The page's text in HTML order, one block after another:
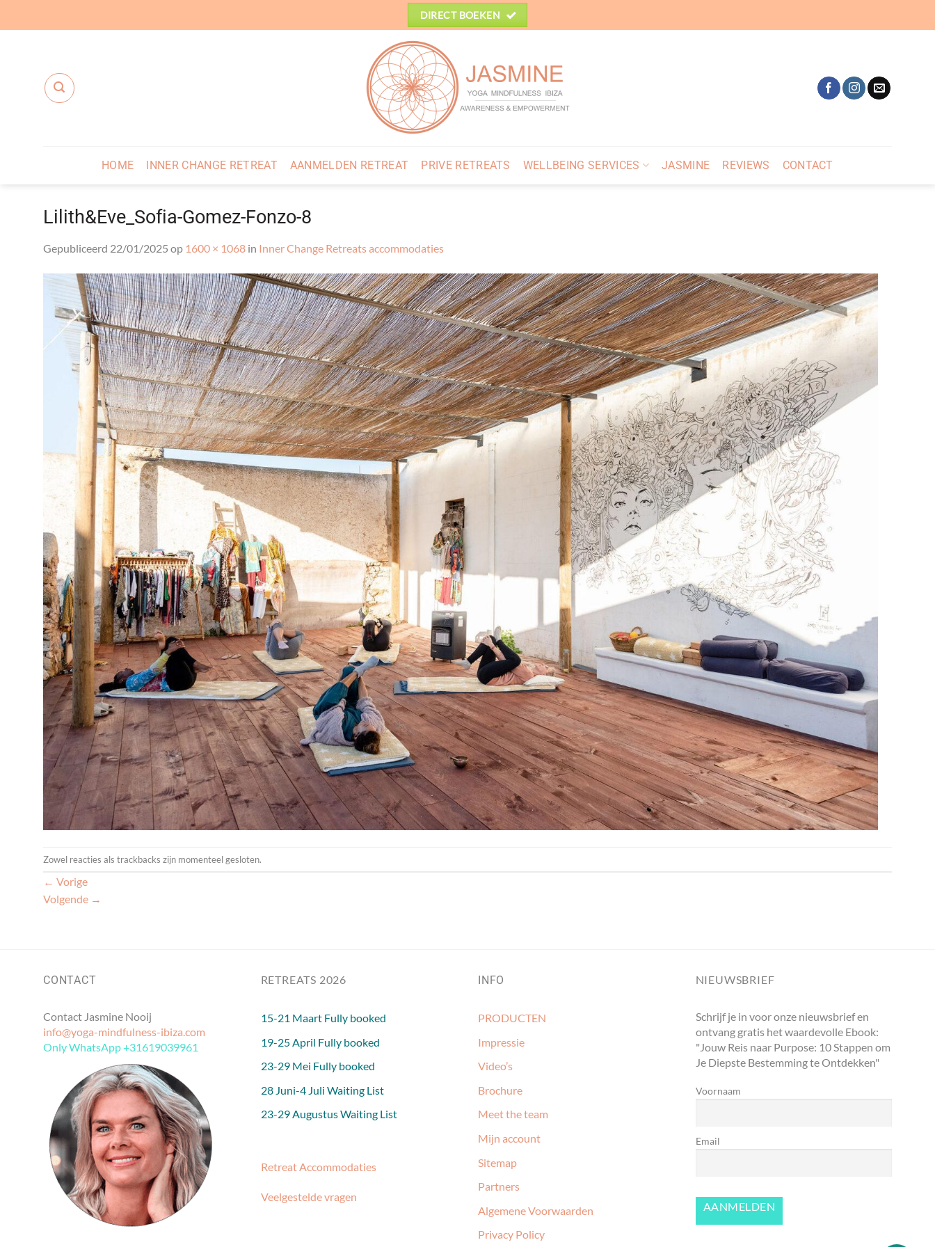
DIRECT BOEKEN
HOME INNER CHANGE RETREAT AANMELDEN RETREAT PRIVE RETREATS WELLBEING SERVICES JASMINE REVIEWS CONTACT
Lilith&Eve_Sofia-Gomez-Fonzo-8
Gepubliceerd 22/01/2025 op 1600 × 1068 in Inner Change Retreats accommodaties
Zowel reacties als trackbacks zijn momenteel gesloten.
← Vorige
Volgende →
CONTACT
Contact Jasmine Nooij
info@yoga-mindfulness-ibiza.com
Only WhatsApp +31619039961
RETREATS 2026
15-21 Maart Fully booked
19-25 April Fully booked
23-29 Mei Fully booked
28 Juni-4 Juli Waiting List
23-29 Augustus Waiting List
Retreat Accommodaties
Veelgestelde vragen
INFO
PRODUCTEN
Impressie
Video’s
Brochure
Meet the team
Mijn account
Sitemap
Partners
Algemene Voorwaarden
Privacy Policy
NIEUWSBRIEF
Schrijf je in voor onze nieuwsbrief en
ontvang gratis het waardevolle Ebook:
"Jouw Reis naar Purpose: 10 Stappen om
Je Diepste Bestemming te Ontdekken"
Voornaam
Email